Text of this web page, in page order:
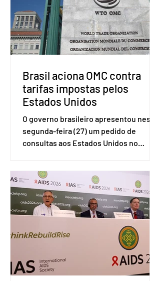
Brasil aciona OMC contra
tarifas impostas pelos
Estados Unidos
O governo brasileiro apresentou nesta
segunda-feira (27) um pedido de
consultas aos Estados Unidos no
(OMC), contestando duas medidas
tarifárias adotadas pelo país norte-
americano com base na Seção 301 da
Lei de Comércio de 1974. Segundo nota
divulgada pelo Ministério das Relações
Exteriores, o Brasil considera que as
incompatíveis com as obrigações
assumidas pelos Estados Unid